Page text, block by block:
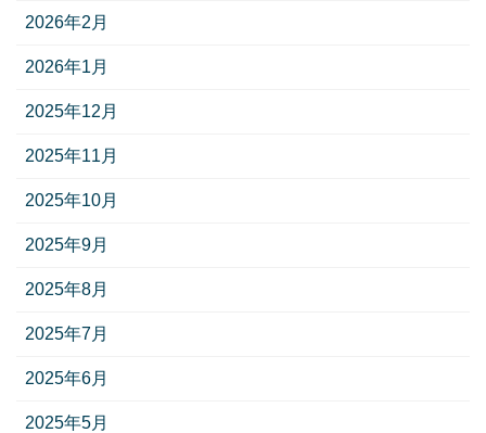
2026年2月
2026年1月
2025年12月
2025年11月
2025年10月
2025年9月
2025年8月
2025年7月
2025年6月
2025年5月